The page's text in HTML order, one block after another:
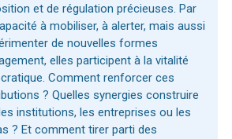
et de régulation précieuses. Par
à mobiliser, à alerter, mais aussi
de nouvelles formes
elles participent à la vitalité
Comment renforcer ces
? Quelles synergies construire
institutions, les entreprises ou les
? Et comment tirer parti des